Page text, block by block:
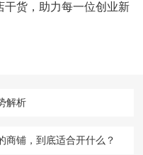
干货，助力每一位创业新
解析
商铺，到底适合开什么？